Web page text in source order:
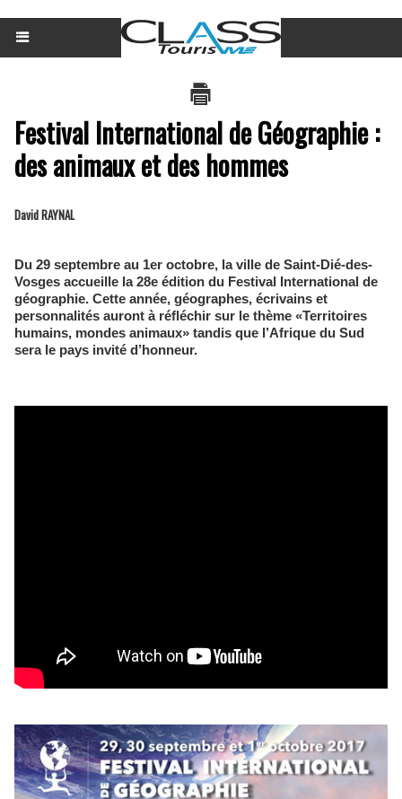
Festival International de Géographie :
des animaux et des hommes
David RAYNAL
Du 29 septembre au 1er octobre, la ville de Saint-Dié-des-
Vosges accueille la 28e édition du Festival International de
géographie. Cette année, géographes, écrivains et
personnalités auront à réfléchir sur le thème «Territoires
humains, mondes animaux» tandis que l’Afrique du Sud
sera le pays invité d’honneur.